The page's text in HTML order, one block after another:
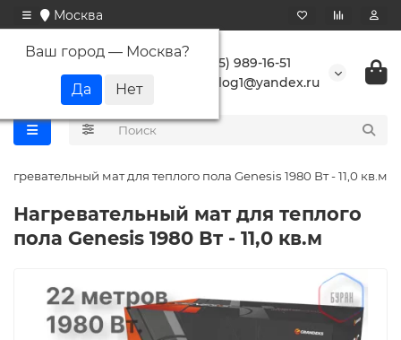
Москва
Ваш город — Москва?
+7 (495) 989-16-51
buranlog1@yandex.ru
мат для теплого пола Genesis 1980 Вт - 11,0 кв.м
Нагревательный мат для теплого
пола Genesis 1980 Вт - 11,0 кв.м